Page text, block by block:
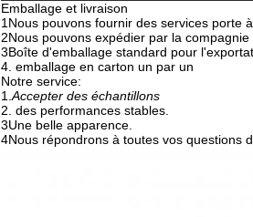
Emballage et livraison
1Nous pouvons fournir des services porte
2Nous pouvons expédier par la
3Boîte d'emballage standard pour
4. emballage en carton un par un
Notre service:
1. Accepter des échantillons
2. des performances stables.
3Une belle apparence.
4Nous répondrons à toutes vos questions